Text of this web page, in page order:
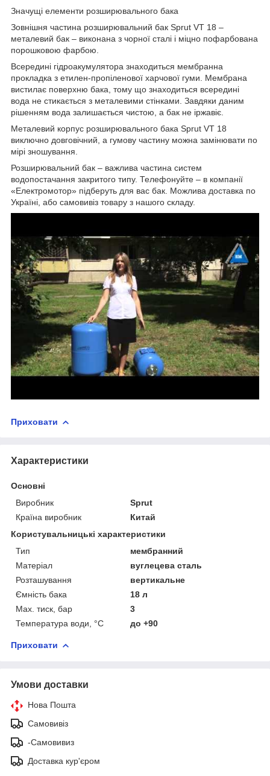
Значущі елементи розширювального бака
Зовнішня частина розширювальний бак Sprut VT 18 –
металевий бак – виконана з чорної сталі і міцно пофарбована
порошковою фарбою.
Всередині гідроакумулятора знаходиться мембранна
прокладка з етилен-пропіленової харчової гуми. Мембрана
вистилає поверхню бака, тому що знаходиться всередині
вода не стикається з металевими стінками. Завдяки даним
рішенням вода залишається чистою, а бак не іржавіє.
Металевий корпус розширювального бака Sprut VT 18
виключно довговічний, а гумову частину можна замінювати по
мірі зношування.
Розширювальний бак – важлива частина систем
водопостачання закритого типу. Телефонуйте – в компанії
«Електромотор» підберуть для вас бак. Можлива доставка по
Україні, або самовивіз товару з нашого складу.
Приховати
Характеристики
Основні
Виробник
Sprut
Країна виробник
Китай
Користувальницькі характеристики
Тип
мембранний
Матеріал
вуглецева сталь
Розташування
вертикальне
Ємність бака
18 л
Max. тиск, бар
3
Температура води, °С
до +90
Приховати
Умови доставки
Нова Пошта
Самовивіз
-Самовивиз
Доставка кур'єром